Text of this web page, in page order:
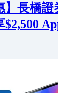
】長橋